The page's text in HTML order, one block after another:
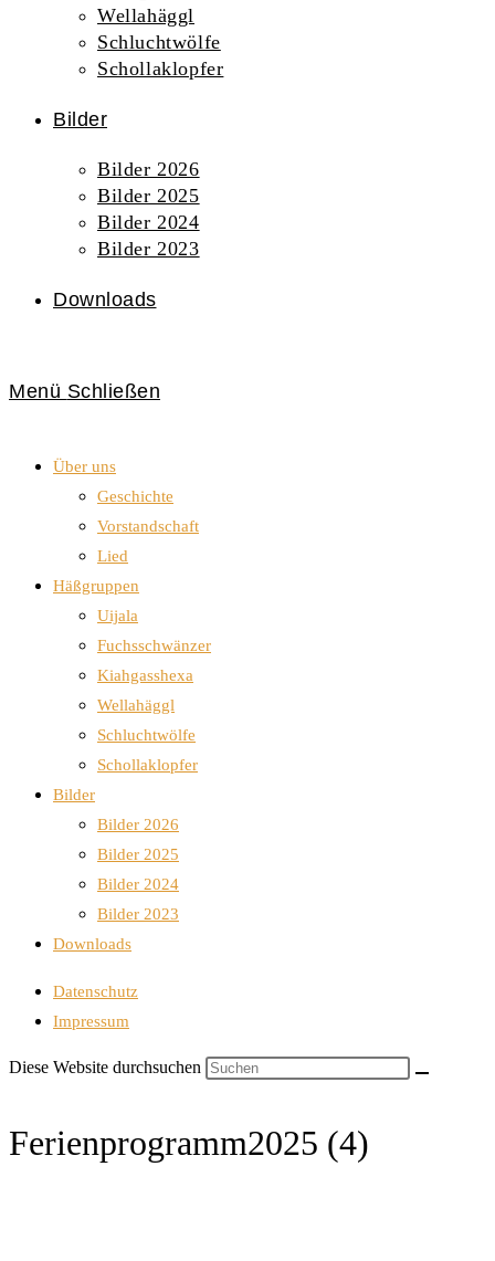
Wellahäggl
Schluchtwölfe
Schollaklopfer
Bilder
Bilder 2026
Bilder 2025
Bilder 2024
Bilder 2023
Downloads
Menü Schließen
Über uns
Geschichte
Vorstandschaft
Lied
Häßgruppen
Uijala
Fuchsschwänzer
Kiahgasshexa
Wellahäggl
Schluchtwölfe
Schollaklopfer
Bilder
Bilder 2026
Bilder 2025
Bilder 2024
Bilder 2023
Downloads
Datenschutz
Impressum
Diese Website durchsuchen
Ferienprogramm2025 (4)